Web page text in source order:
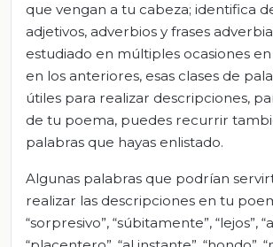
que vengan a tu cabeza; identifica
adjetivos, adverbios y frases
estudiado en múltiples ocasiones
en los anteriores, esas clases de
útiles para realizar descripciones,
de tu poema, puedes recurrir
palabras que hayas enlistado.
Algunas palabras que podrían
realizar las descripciones en tu
“sorpresivo”, “súbitamente”, “lejos”,